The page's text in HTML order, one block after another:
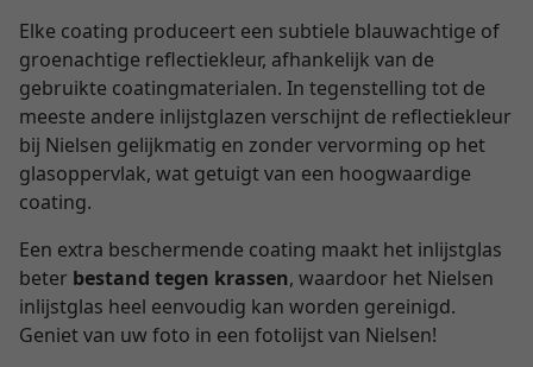
Elke coating produceert een subtiele blauwachtige of
groenachtige reflectiekleur, afhankelijk van de
gebruikte coatingmaterialen. In tegenstelling tot de
meeste andere inlijstglazen verschijnt de reflectiekleur
bij Nielsen gelijkmatig en zonder vervorming op het
glasoppervlak, wat getuigt van een hoogwaardige
coating.
Een extra beschermende coating maakt het inlijstglas
beter bestand tegen krassen, waardoor het Nielsen
inlijstglas heel eenvoudig kan worden gereinigd.
Geniet van uw foto in een fotolijst van Nielsen!